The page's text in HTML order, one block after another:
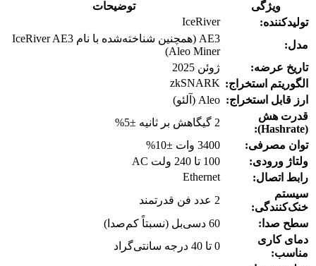
ویژگی
توضیحات
تولیدکننده:
IceRiver
مدل:
AE3 (همچنین شناخته‌شده با نام IceRiver AE3
Aleo Miner)
تاریخ عرضه:
ژوئن 2025
الگوریتم استخراج: zkSNARK
ارز قابل استخراج: Aleo (آلئو)
قدرت هش
(Hashrate):
2 گیگاهش بر ثانیه ±5%
توان مصرفی:
3400 وات ±10%
ولتاژ ورودی:
100 تا 240 ولت AC
رابط اتصال:
Ethernet
سیستم
خنک‌کنندگی:
2 عدد فن قدرتمند
سطح صدا:
60 دسی‌بل (نسبتاً کم‌صدا)
دمای کاری
مناسب:
0 تا 40 درجه سانتی‌گراد